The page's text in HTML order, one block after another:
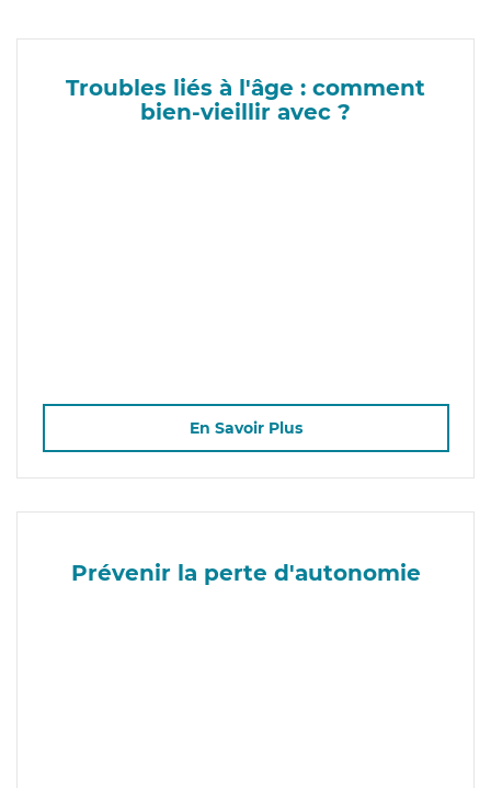
Troubles liés à l'âge : comment
bien-vieillir avec ?
En Savoir Plus
Prévenir la perte d'autonomie